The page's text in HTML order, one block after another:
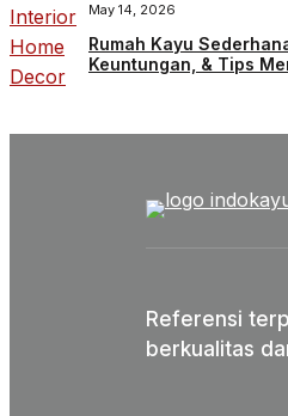
May 14, 2026
Rumah Kayu
Keuntungan, & Tips
Referensi
berkualitas